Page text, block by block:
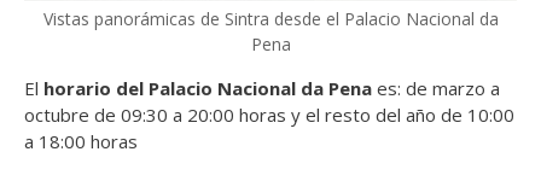
Vistas panorámicas de Sintra desde el Palacio Nacional da
Pena
El horario del Palacio Nacional da Pena es: de marzo a
octubre de 09:30 a 20:00 horas y el resto del año de 10:00
a 18:00 horas